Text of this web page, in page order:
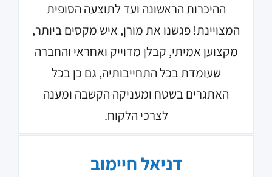
ההיכרות הראשונה ועד לתוצעה הסופית
המצויינת! פגשנו את מורן, איש מקסים ביותר,
מקצוען אמיתי, קבלן מדוייק ואחראי והחברה
שעומדת בכל התחייבותיה, גם כן בכל
האתגרים בשטח ומעניקה הקשבה ומענה
לצרכי הלקוח.
דניאל חיימוב